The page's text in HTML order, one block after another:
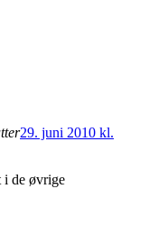
29. juni 2010 kl.
i de øvrige